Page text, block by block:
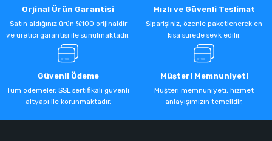
Orjinal Ürün Garantisi
Satın aldığınız ürün %100 orijinaldir
ve üretici garantisi ile sunulmaktadır.
Hızlı ve Güvenli Teslimat
Siparişiniz, özenle paketlenerek en
kısa sürede sevk edilir.
Güvenli Ödeme
Tüm ödemeler, SSL sertifikalı güvenli
altyapı ile korunmaktadır.
Müşteri Memnuniyeti
Müşteri memnuniyeti, hizmet
anlayışımızın temelidir.